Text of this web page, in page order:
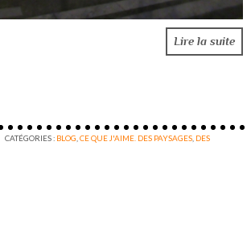
Lire la suite
CATÉGORIES : BLOG ,CE QUE J'AIME. DES PAYSAGES DES